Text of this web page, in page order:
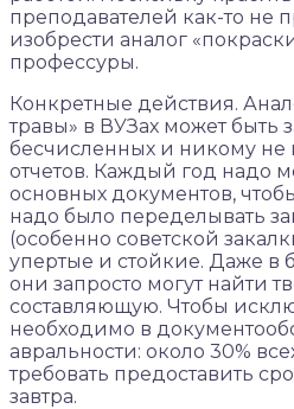
преподавателей как-то не
изобрести аналог
профессуры.
Конкретные действия.
травы» в ВУЗах может быть
бесчисленных и никому не
отчетов. Каждый год надо
основных документов,
надо было переделывать
(особенно советской
упертые и стойкие. Даже в
они запросто могут найти
составляющую. Чтобы
необходимо в
авральности: около 30%
требовать предоставить
завтра.